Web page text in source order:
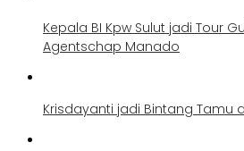
Kepala BI Kpw Sulut jadi Tour
Agentschap Manado
Krisdayanti jadi Bintang Tamu